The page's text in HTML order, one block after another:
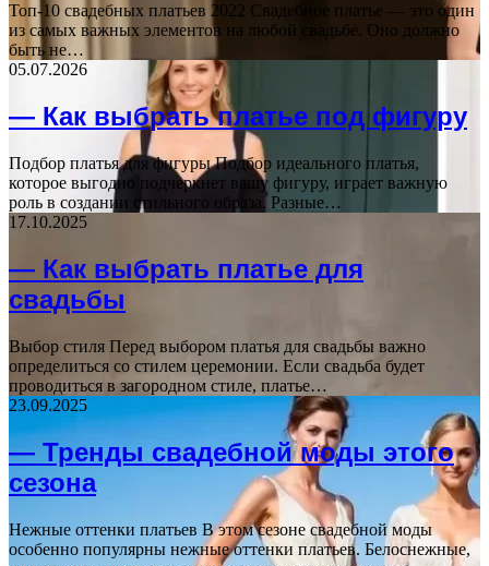
Топ-10 свадебных платьев 2022 Свадебное платье — это один
из самых важных элементов на любой свадьбе. Оно должно
быть не…
05.07.2026
— Как выбрать платье под фигуру
Подбор платья для фигуры Подбор идеального платья,
которое выгодно подчеркнет вашу фигуру, играет важную
роль в создании стильного образа. Разные…
17.10.2025
— Как выбрать платье для
свадьбы
Выбор стиля Перед выбором платья для свадьбы важно
определиться со стилем церемонии. Если свадьба будет
проводиться в загородном стиле, платье…
23.09.2025
— Тренды свадебной моды этого
сезона
Нежные оттенки платьев В этом сезоне свадебной моды
особенно популярны нежные оттенки платьев. Белоснежные,